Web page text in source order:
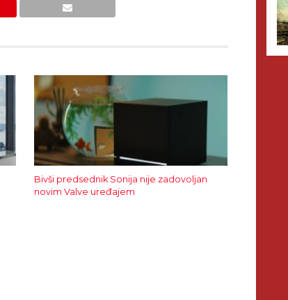
Bivši predsednik Sonija nije zadovoljan
novim Valve uređajem